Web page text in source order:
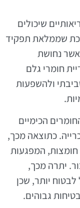
שיכולים
שממלאת תפקיד
נחושת
חומרי גלם
ולהשפעות
הכימיים
כתוצאה מכך,
המפגעות
יתרה מכך,
יותר, שכן
גבוהים.